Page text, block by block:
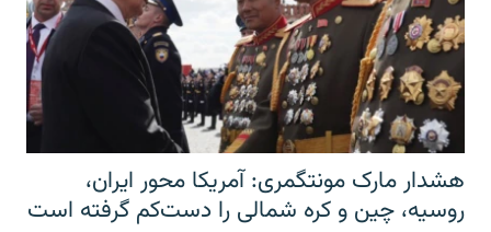
هشدار مارک مونتگمری: آمریکا محور ایران،
روسیه، چین و کره شمالی را دست‌کم گرفته است